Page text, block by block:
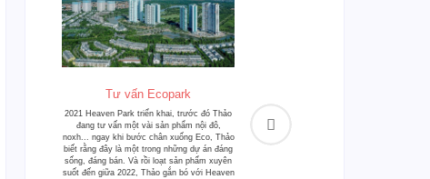
Tư vấn Ecopark
2021 Heaven Park triển khai, trước đó Thảo
đang tư vấn một vài sản phẩm nội đô,
noxh... ngay khi bước chân xuống Eco, Thảo
biết rằng đây là một trong những dự án đáng
sống, đáng bán. Và rồi loạt sản phẩm xuyên
suốt đến giữa 2022, Thảo gắn bó với Heaven